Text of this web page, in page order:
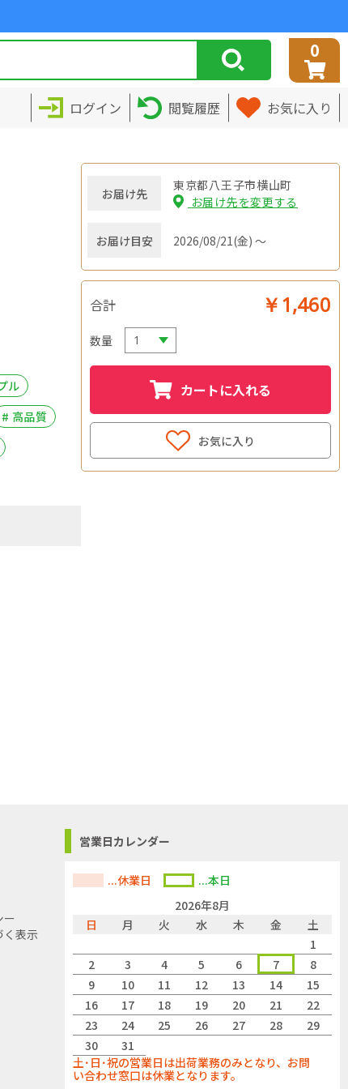
0
ログイン 閲覧履歴 お気に入り
ル
# 高品質
お届け先
東京都八王子市横山町
お届け先を変更する
お届け目安 2026/08/21(金) ～
合計 ￥1,460
数量
カートに入れる
お気に入り
く表示
営業日カレンダー
...休業日
...本日
2026年8月
日
月 火 水 木 金
土
1
2
3 4 5 6 7
8
9
10 11 12 13 14
15
16
17 18 19 20 21
22
23
24 25 26 27 28
29
30
31
土･日･祝の営業日は出荷業務のみとなり、お問
い合わせ窓口は休業となります。